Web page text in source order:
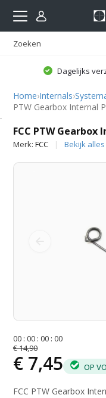
Dagelijks
Home›Internals›
PTW Gearbox Internal
FCC PTW
Merk:FCC Bekijk
00 :00 :00 :00
€ 14,90
€ 7,45 OP
FCC PTW Gearbox